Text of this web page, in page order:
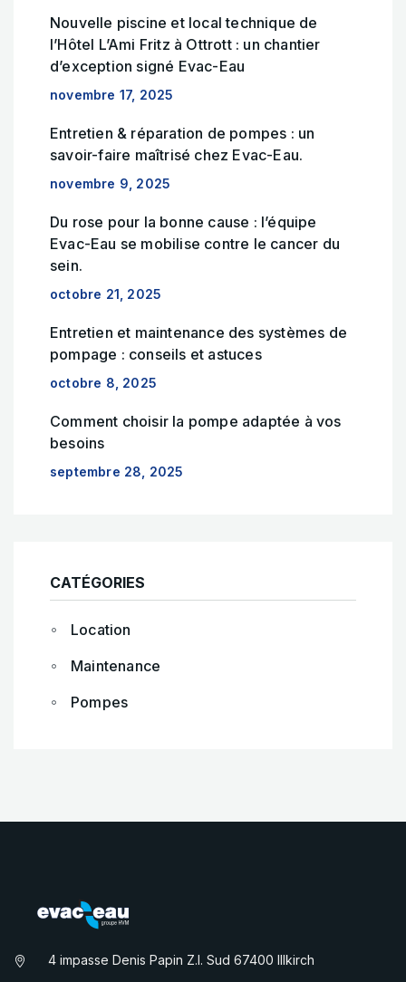
Nouvelle piscine et local technique de
l’Hôtel L’Ami Fritz à Ottrott : un chantier
d’exception signé Evac-Eau
novembre 17, 2025
Entretien & réparation de pompes : un
savoir-faire maîtrisé chez Evac-Eau.
novembre 9, 2025
Du rose pour la bonne cause : l’équipe
Evac-Eau se mobilise contre le cancer du
sein.
octobre 21, 2025
Entretien et maintenance des systèmes de
pompage : conseils et astuces
octobre 8, 2025
Comment choisir la pompe adaptée à vos
besoins
septembre 28, 2025
CATÉGORIES
Location
Maintenance
Pompes
4 impasse Denis Papin Z.I. Sud 67400 Illkirch